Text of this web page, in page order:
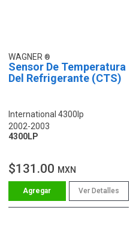
WAGNER
Sensor De Temperatura
Del Refrigerante (CTS)
International 4300lp
2002-2003
4300LP
$131.00 MXN
Ver Detalles